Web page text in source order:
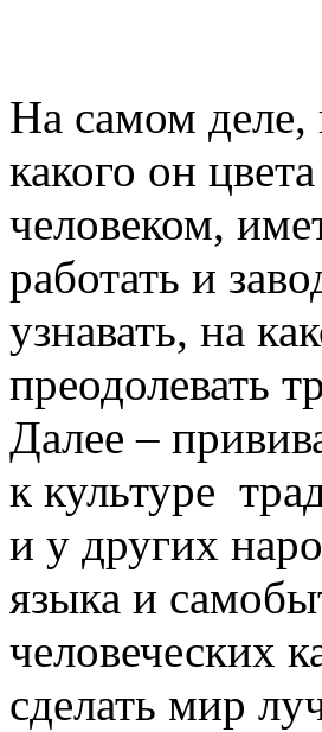
На самом деле,
какого он
человеком,
работать и
узнавать, на
преодолевать
Далее –
к культуре
и у других
языка и
человеческих
сделать мир